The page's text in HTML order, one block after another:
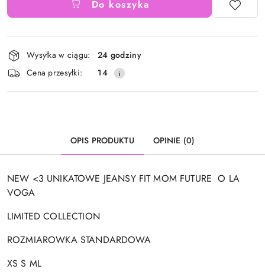
Do koszyka
Dostępność
i
dostawa
Wysyłka w ciągu:
24 godziny
Cena przesyłki:
14
OPIS PRODUKTU OPINIE (0)
NEW <3 UNIKATOWE JEANSY FIT MOM FUTURE O LA
VOGA
LIMITED COLLECTION
ROZMIAROWKA STANDARDOWA
XS S ML